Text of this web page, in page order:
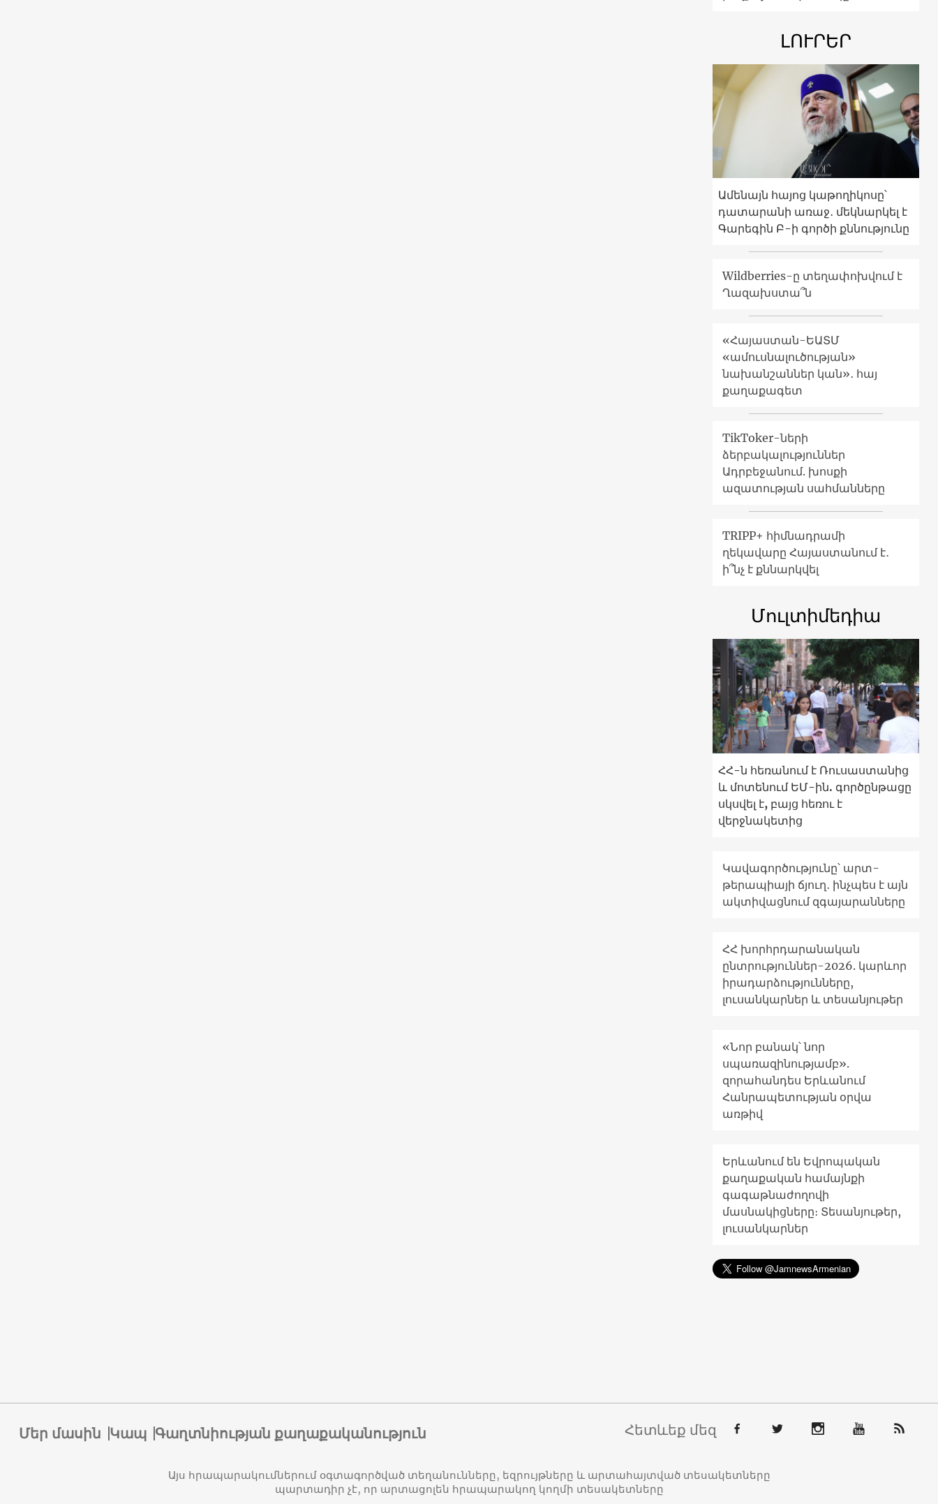
ԼՈՒՐԵՐ
Ամենայն հայոց կաթողիկոսը՝
դատարանի առաջ․ մեկնարկել է
Գարեգին Բ-ի գործի քննությունը
Wildberries-ը տեղափոխվում է
Ղազախստա՞ն
«Հայաստան-ԵԱՏՄ
«ամուսնալուծության»
նախանշաններ կան»․ հայ
քաղաքագետ
TikToker-ների
ձերբակալություններ
Ադրբեջանում. խոսքի
ազատության սահմանները
TRIPP+ հիմնադրամի
ղեկավարը Հայաստանում է․
ի՞նչ է քննարկվել
Մուլտիմեդիա
ՀՀ-ն հեռանում է Ռուսաստանից
և մոտենում ԵՄ-ին. գործընթացը
սկսվել է, բայց հեռու է
վերջնակետից
Կավագործությունը՝ արտ-
թերապիայի ճյուղ․ ինչպես է այն
ակտիվացնում զգայարանները
ՀՀ խորհրդարանական
ընտրություններ-2026. կարևոր
իրադարձությունները,
լուսանկարներ և տեսանյութեր
«Նոր բանակ՝ նոր
սպառազինությամբ».
զորահանդես Երևանում
Հանրապետության օրվա
առթիվ
Երևանում են Եվրոպական
քաղաքական համայնքի
գագաթնաժողովի
մասնակիցները։ Տեսանյութեր,
լուսանկարներ
Մեր մասին Կապ Գաղտնիության քաղաքականություն Հետևեք մեզ
Այս հրապարակումներում օգտագործված տեղանունները, եզրույթները և արտահայտված տեսակետները
պարտադիր չէ, որ արտացոլեն հրապարակող կողմի տեսակետները